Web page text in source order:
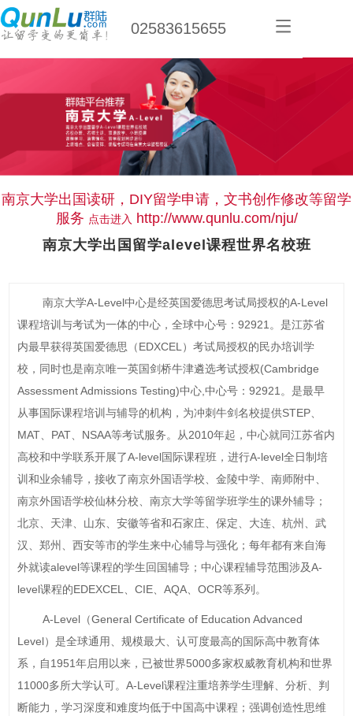
02583615655
南京大学出国读研，DIY留学申请，文书创作修改等留学
服务 点击进入 http://www.qunlu.com/nju/
南京大学出国留学alevel课程世界名校班
南京大学A-Level中心是经英国爱德思考试局授权的A-Level
课程培训与考试为一体的中心，全球中心号：92921。是江苏省
内最早获得英国爱德思（EDXCEL）考试局授权的民办培训学
校，同时也是南京唯一英国剑桥牛津遴选考试授权(Cambridge
Assessment Admissions Testing)中心,中心号：92921。是最早
从事国际课程培训与辅导的机构，为冲刺牛剑名校提供STEP、
MAT、PAT、NSAA等考试服务。从2010年起，中心就同江苏省内
高校和中学联系开展了A-level国际课程班，进行A-level全日制培
训和业余辅导，接收了南京外国语学校、金陵中学、南师附中、
南京外国语学校仙林分校、南京大学等留学班学生的课外辅导；
北京、天津、山东、安徽等省和石家庄、保定、大连、杭州、武
汉、郑州、西安等市的学生来中心辅导与强化；每年都有来自海
外就读alevel等课程的学生回国辅导；中心课程辅导范围涉及A-
level课程的EDEXCEL、CIE、AQA、OCR等系列。
A-Level（General Certificate of Education Advanced
Level）是全球通用、规模最大、认可度最高的国际高中教育体
系，自1951年启用以来，已被世界5000多家权威教育机构和世界
11000多所大学认可。A-Level课程注重培养学生理解、分析、判
断能力，学习深度和难度均低于中国高中课程；强调创造性思维